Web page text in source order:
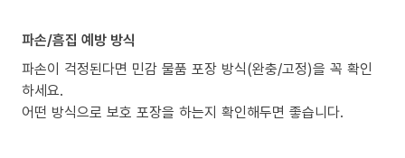
파손/흠집 예방 방식
파손이 걱정된다면 민감 물품 포장 방식(완충/고정)을 꼭 확인
하세요.
어떤 방식으로 보호 포장을 하는지 확인해두면 좋습니다.